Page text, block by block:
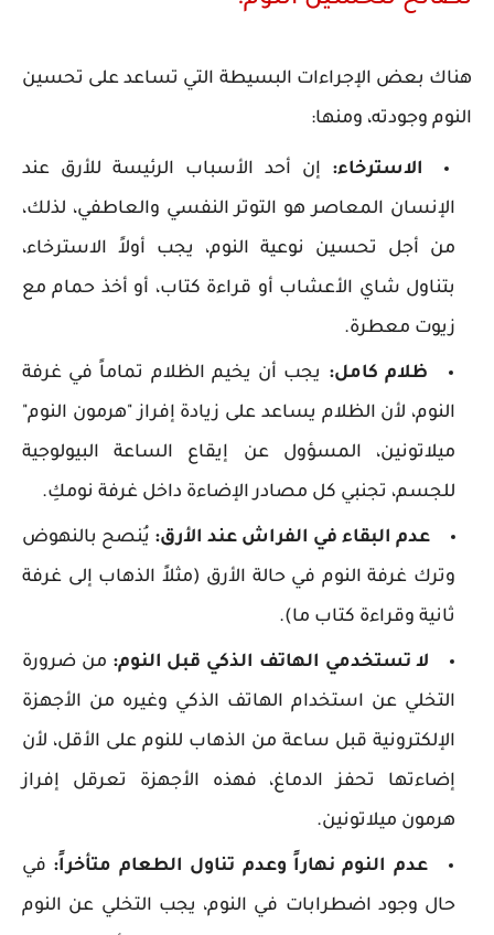
هناك بعض الإجراءات البسيطة التي تساعد على تحسين
النوم وجودته، ومنها:
الاسترخاء: إن أحد الأسباب الرئيسة للأرق عند
الإنسان المعاصر هو التوتر النفسي والعاطفي، لذلك،
من أجل تحسين نوعية النوم، يجب أولاً الاسترخاء،
بتناول شاي الأعشاب أو قراءة كتاب، أو أخذ حمام مع
زيوت معطرة.
ظلام كامل: يجب أن يخيم الظلام تماماً في غرفة
النوم، لأن الظلام يساعد على زيادة إفراز "هرمون النوم"
ميلاتونين، المسؤول عن إيقاع الساعة البيولوجية
للجسم، تجنبي كل مصادر الإضاءة داخل غرفة نومكِ.
عدم البقاء في الفراش عند الأرق: يُنصح بالنهوض
وترك غرفة النوم في حالة الأرق (مثلاً الذهاب إلى غرفة
ثانية وقراءة كتاب ما).
لا تستخدمي الهاتف الذكي قبل النوم: من ضرورة
التخلي عن استخدام الهاتف الذكي وغيره من الأجهزة
الإلكترونية قبل ساعة من الذهاب للنوم على الأقل، لأن
إضاءتها تحفز الدماغ، فهذه الأجهزة تعرقل إفراز
هرمون ميلاتونين.
عدم النوم نهاراً وعدم تناول الطعام متأخراً: في
حال وجود اضطرابات في النوم، يجب التخلي عن النوم